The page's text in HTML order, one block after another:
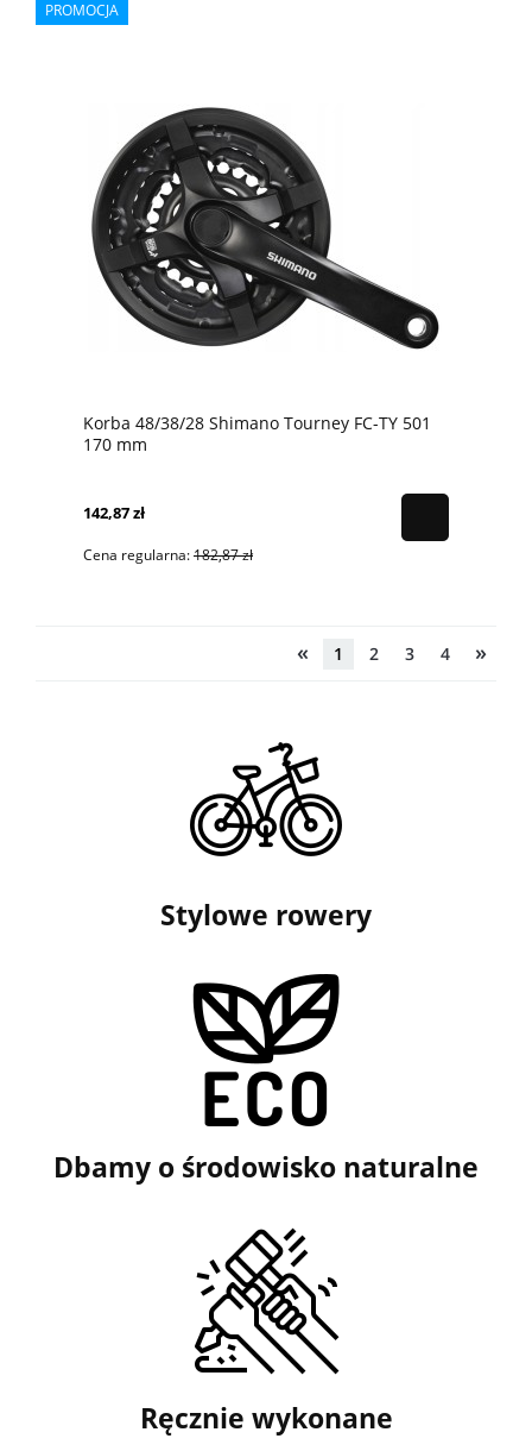
Korba 48/38/28 Shimano Tourney FC-TY 501
170 mm
142,87 zł
Cena regularna:182,87 zł
PROMOCJA
« 1 2 3 4 »
Stylowe rowery
Dbamy o środowisko naturalne
Ręcznie wykonane